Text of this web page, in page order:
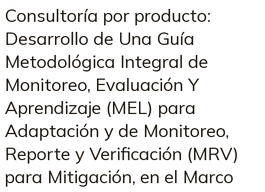
Consultoría por producto:
Desarrollo de Una Guía
Metodológica Integral de
Monitoreo, Evaluación Y
Aprendizaje (MEL) para
Adaptación y de Monitoreo,
Reporte y Verificación (MRV)
para Mitigación, en el Marco